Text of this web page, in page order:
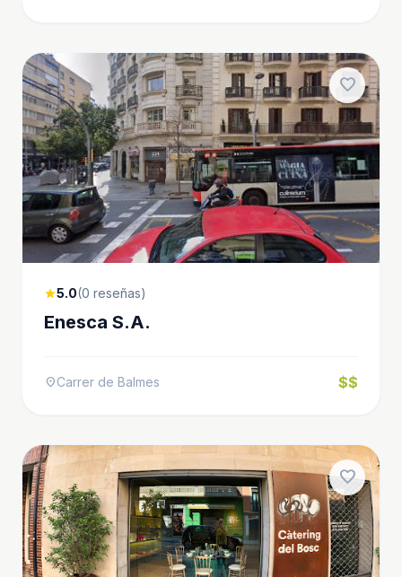
favorite
star5.0(0 reseñas)
Enesca S.A.
location_onCarrer de Balmes $$
favorite